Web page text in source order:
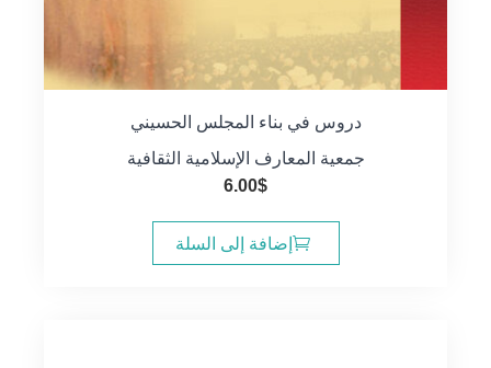
دروس في بناء المجلس الحسيني
جمعية المعارف الإسلامية الثقافية
6.00$
إضافة إلى السلة